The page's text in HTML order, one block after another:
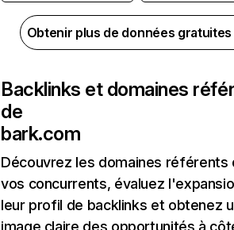
Obtenir plus de données
Backlinks et domaines
de
bark.com
Découvrez les domaines référents
vos concurrents, évaluez
leur profil de backlinks et obtenez
image claire des opportunités à